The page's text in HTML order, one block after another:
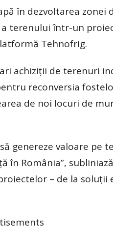
în dezvoltarea zonei
terenului într-un
Tehnofrig.
achiziţii de terenuri
reconversia
de noi locuri de
genereze valoare pe
România”,
– de la soluţii